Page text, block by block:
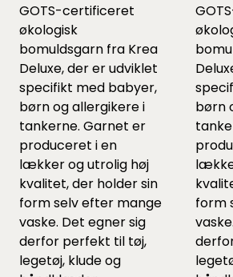
GOTS-certificeret
økologisk
bomuldsgarn fra Krea
Deluxe, der er udviklet
specifikt med babyer,
børn og allergikere i
tankerne. Garnet er
produceret i en
lækker og utrolig høj
kvalitet, der holder sin
form selv efter mange
vaske. Det egner sig
derfor perfekt til tøj,
legetøj, klude og
børn
form